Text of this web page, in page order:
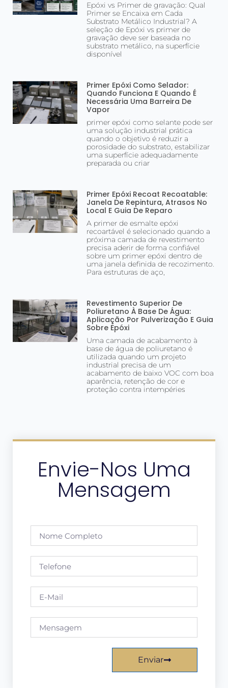
Epóxi vs Primer de gravação: Qual
Primer se Encaixa em Cada
Substrato Metálico Industrial? A
seleção de Epóxi vs primer de
gravação deve ser baseada no
substrato metálico, na superfície
disponível
Primer Epóxi Como Selador:
Quando Funciona E Quando É
Necessária Uma Barreira De
Vapor
primer epóxi como selante pode ser
uma solução industrial prática
quando o objetivo é reduzir a
porosidade do substrato, estabilizar
uma superfície adequadamente
preparada ou criar
Primer Epóxi Recoat Recoatable:
Janela De Repintura, Atrasos No
Local E Guia De Reparo
A primer de esmalte epóxi
recoartável é selecionado quando a
próxima camada de revestimento
precisa aderir de forma confiável
sobre um primer epóxi dentro de
uma janela definida de recozimento.
Para estruturas de aço,
Revestimento Superior De
Poliuretano À Base De Água:
Aplicação Por Pulverização E Guia
Sobre Epóxi
Uma camada de acabamento à
base de água de poliuretano é
utilizada quando um projeto
industrial precisa de um
acabamento de baixo VOC com boa
aparência, retenção de cor e
proteção contra intempéries
Envie-Nos Uma
Mensagem
Enviar